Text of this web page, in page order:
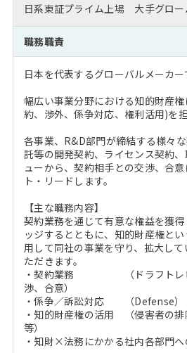
MBA留学生数の推移
MBAを生かす求人特集
年齢と年収の相関図
外資系／面接攻略のコツ
キャリアに効く一冊
注目企業インタビュー
プロ経営者の特別セミナー
Career Talk Live
MBA NETWORKING
パブリシティ
ニュースリリース
日系東証プライム上場 大手グロー
職務職責
日本を代表するグローバルメーカー
幅広い事業分野における知的財産
約、渉外、係争対応、権利活用)を
各事業、R&D部門が締結する様々
託等の開発契約、ライセンス契約
ューから、契約相手との交渉、合
ト・リードします。
【主な職務内容】
契約業務を通じて有意な権益を獲
ッジするとともに、知的財産権と
用して同社の事業を守り、拡大し
ただきます。
・契約業務 （ドラフトレビ
渉、合意）
・係争／訴訟対応 （Defense）
・知的財産権の活用 （侵害者の
等）
・知財×法務にかかる社内各部門